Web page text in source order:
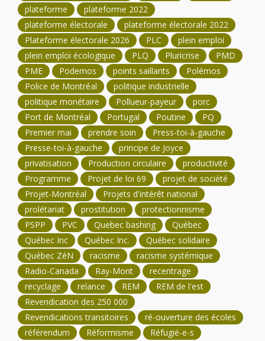
plateforme
plateforme 2022
plateforme électorale
plateforme électorale 2022
Plateforme électorale 2026
PLC
plein emploi
plein emploi écologique
PLQ Pluricrise
PMD
PME
Podemos points saillants
Polémos
Police de Montréal
politique industrielle
politique monétaire
Pollueur-payeur
porc
Port de Montréal
Portugal Poutine
PQ
Premier mai
prendre soin
Press-toi-à-gauche
Presse-toi-à-gauche
principe de Joyce
privatisation
Production circulaire
productivité
Programme
Projet de loi 69
projet de société
Projet-Montréal
Projets d'intérêt national
prolétariat
prostitution
protectionnisme
PSPP
PVC Quebec bashing
Québec
Québec Inc
Québec Inc.
Québec solidaire
Québec ZéN
racisme
racisme systémique
Radio-Canada
Ray-Mont
recentrage
recyclage
relance REM
REM de l'est
Revendication des 250 000
Revendications transitoires
ré-ouverture des écoles
référendum
Réformisme
Réfugié-e-s